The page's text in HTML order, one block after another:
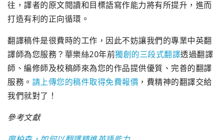
往，譯者的原文閱讀和目標語寫作能力將有所提升，進而
打造有利的正向循環。
翻譯稿件是很費時的工作，因此不妨讓我們的專業中英翻
譯師為您服務？華樂絲20年前獨創的三段式翻譯透過翻譯
師、編修師及校稿師來為您的作品提供優質、完善的翻譯
服務。 請上傳您的稿件取得免費報價 ，費精神的翻譯交給
我們就對了！
參考文獻